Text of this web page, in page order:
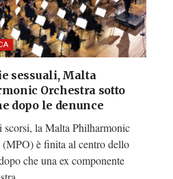
sessuali, Malta
Orchestra sotto
dopo le denunce
la Malta Philharmonic
(MPO) è finita al centro dello
che una ex componente